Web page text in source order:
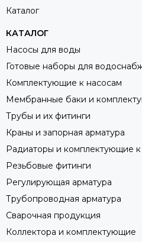
Каталог
КАТАЛОГ
Насосы для воды
Готовые наборы для
Комплектующие к насосам
Мембранные баки и
Трубы и их фитинги
Краны и запорная арматура
Радиаторы и комплектующие
Резьбовые фитинги
Регулирующая арматура
Трубопроводная арматура
Сварочная продукция
Коллектора и комплектующие